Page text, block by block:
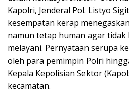
Kapolri, Jenderal Pol. Listyo
kesempatan kerap
namun tetap human agar
melayani. Pernyataan serupa
oleh para pemimpin Polri
Kepala Kepolisian Sektor
kecamatan.